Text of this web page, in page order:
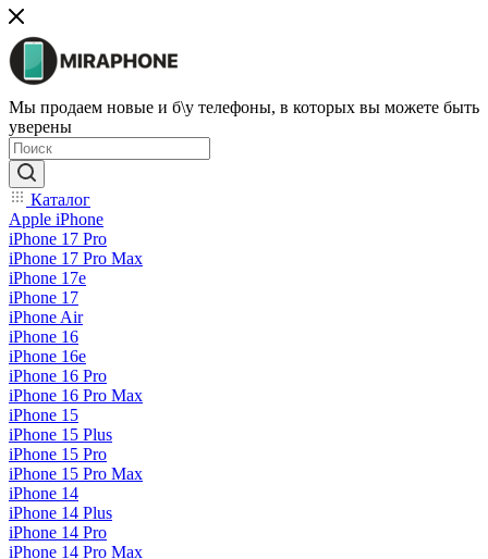
Мы продаем новые и б\у телефоны, в которых вы можете быть
уверены
Каталог
Apple iPhone
iPhone 17 Pro
iPhone 17 Pro Max
iPhone 17e
iPhone 17
iPhone Air
iPhone 16
iPhone 16e
iPhone 16 Pro
iPhone 16 Pro Max
iPhone 15
iPhone 15 Plus
iPhone 15 Pro
iPhone 15 Pro Max
iPhone 14
iPhone 14 Plus
iPhone 14 Pro
iPhone 14 Pro Max